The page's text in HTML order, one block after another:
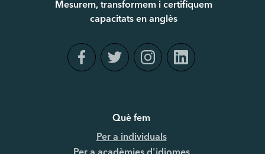
Mesurem, transformem i certifiquem
capacitats en anglès
Què fem
Per a individuals